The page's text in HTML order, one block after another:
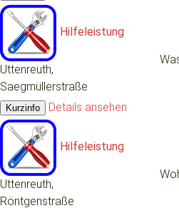
Hilfeleistung
Uttenreuth,
Saegmüllerstraße
Details ansehen
Hilfeleistung
Uttenreuth,
Röntgenstraße